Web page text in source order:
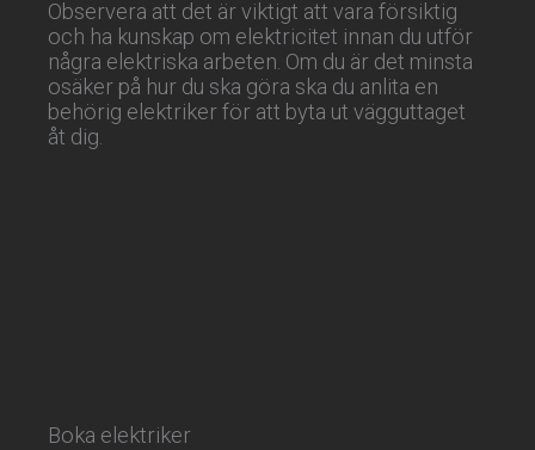
Observera att det är viktigt att vara försiktig
och ha kunskap om elektricitet innan du utför
några elektriska arbeten. Om du är det minsta
osäker på hur du ska göra ska du anlita en
behörig elektriker för att byta ut vägguttaget
åt dig.
Boka elektriker